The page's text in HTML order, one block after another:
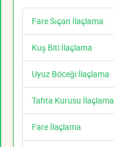
Fare Sıçan İlaçlama
Kuş Biti İlaçlama
Uyuz Böceği İlaçlama
Tahta Kurusu İlaçlama
Fare İlaçlama